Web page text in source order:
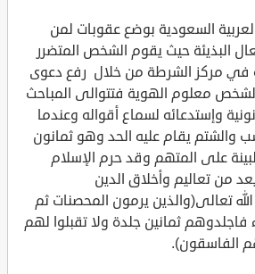
السعودية بوضع عقوبات لمن
البذيئة حيث يقوم الشخص المتضرر
في مركز الشرطة من خلال رفع دعوى
معلوم الهوية فتتوالى المباحث
وإستدعائه لسماع أقواله وعندما
والشتم يقام عليه الحد وهو ثمانون
على المتهم وقد حرم الإسلام
من تعاليم وأخلاق الدين
تعالى(والذين يرمون المحصنات ثم
فاجلدوهم ثمانين جلدة ولا تقبلوا لهم
الفاسقون).